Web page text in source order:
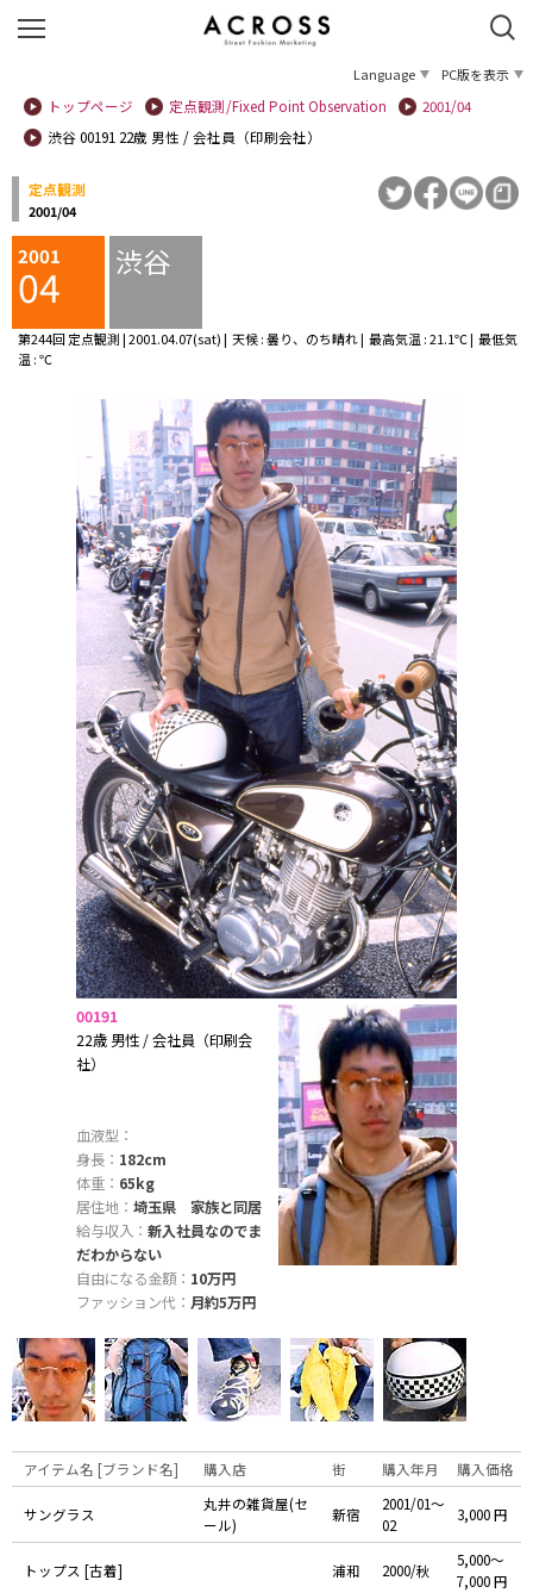
Language
PC版を表示
トップページ
定点観測/Fixed Point Observation
2001/04
渋谷 00191 22歳 男性 / 会社員（印刷会社）
定点観測
2001/04
2001
04 渋谷
第244回 定点観測 | 2001.04.07(sat) | 天候 : 曇り、のち晴れ | 最高気温 : 21.1℃ | 最低気
温 : ℃
00191
22歳 男性 / 会社員（印刷会
社）
血液型：
身長： 182cm
体重： 65kg
居住地： 埼玉県 家族と同居
給与収入： 新入社員なのでま
だわからない
自由になる金額： 10万円
ファッション代： 月約5万円
アイテム名 [ブランド名] 購入店 街 購入年月 購入価格
サングラス
丸井の雑貨屋(セ
ール)
新宿
2001/01〜
02
3,000 円
トップス [古着] 浦和 2000/秋
5,000〜
7,000 円